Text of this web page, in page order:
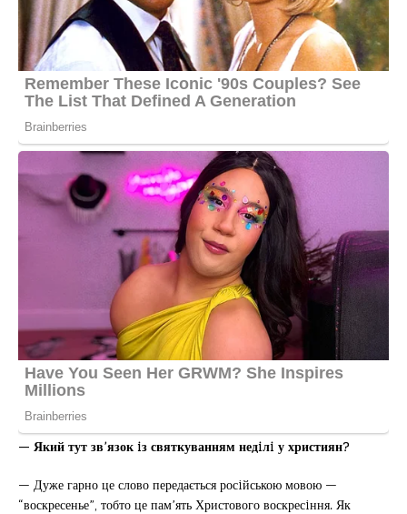
— Який тут зв’язок iз святкуванням недiлi у християн?
— Дуже гарно це слово передається росiйською мовою —
“воскресенье”, тобто це пам’ять Христового воскресiння. Як